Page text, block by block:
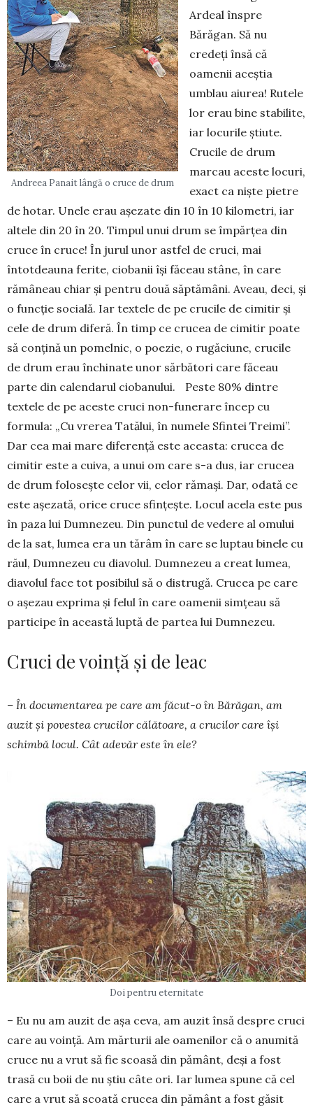
Andreea Panait lângă o cruce de drum
Ardeal înspre
Bărăgan. Să nu
credeți însă că
oamenii aceștia
umblau aiurea! Rutele
lor erau bine stabilite,
iar locurile știute.
Crucile de drum
marcau aceste locuri,
exact ca niște pietre
de hotar. Unele erau așezate din 10 în 10 kilometri, iar
altele din 20 în 20. Timpul unui drum se împărțea din
cruce în cruce! În jurul unor astfel de cruci, mai
întotdeauna ferite, ciobanii își făceau stâne, în care
rămâneau chiar și pentru două săptămâni. Aveau, deci, și
o funcție socială. Iar textele de pe crucile de cimitir și
cele de drum diferă. În timp ce crucea de cimitir poate
să conțină un pomelnic, o poezie, o rugăciune, crucile
de drum erau închinate unor sărbători care făceau
parte din calendarul ciobanului. Peste 80% dintre
textele de pe aceste cruci non-funerare încep cu
formula: „Cu vrerea Tatălui, în numele Sfintei Treimi”.
Dar cea mai mare diferență este aceasta: crucea de
cimitir este a cuiva, a unui om care s-a dus, iar crucea
de drum folosește celor vii, celor rămași. Dar, odată ce
este așezată, orice cruce sfințește. Locul acela este pus
în paza lui Dumnezeu. Din punctul de vedere al omului
de la sat, lumea era un tărâm în care se luptau binele cu
răul, Dumnezeu cu diavolul. Dumnezeu a creat lumea,
diavolul face tot posibilul să o distrugă. Crucea pe care
o așezau exprima și felul în care oamenii simțeau să
participe în această luptă de partea lui Dumnezeu.
Cruci de voință și de leac
– În documentarea pe care am făcut-o în Bărăgan, am
auzit și povestea crucilor călătoare, a crucilor care își
schimbă locul. Cât adevăr este în ele?
Doi pentru eternitate
– Eu nu am auzit de așa ceva, am auzit însă despre cruci
care au voință. Am mărturii ale oamenilor că o anumită
cruce nu a vrut să fie scoasă din pământ, deși a fost
trasă cu boii de nu știu câte ori. Iar lumea spune că cel
care a vrut să scoată crucea din pământ a fost găsit